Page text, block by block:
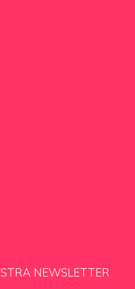
NEWSLETTER